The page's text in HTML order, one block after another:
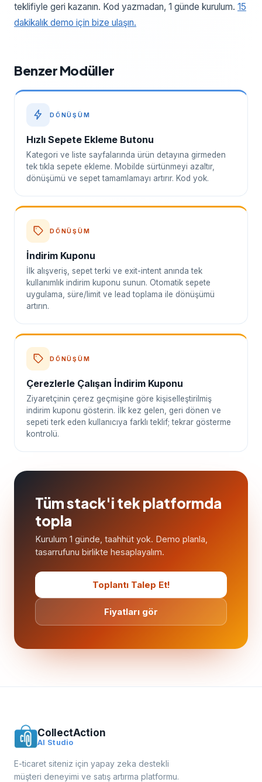
teklifiyle geri kazanın. Kod yazmadan, 1 günde kurulum. 15
dakikalık demo için bize ulaşın.
Benzer Modüller
DÖNÜŞÜM
Hızlı Sepete Ekleme Butonu
Kategori ve liste sayfalarında ürün detayına girmeden
tek tıkla sepete ekleme. Mobilde sürtünmeyi azaltır,
dönüşümü ve sepet tamamlamayı artırır. Kod yok.
DÖNÜŞÜM
İndirim Kuponu
İlk alışveriş, sepet terki ve exit-intent anında tek
kullanımlık indirim kuponu sunun. Otomatik sepete
uygulama, süre/limit ve lead toplama ile dönüşümü
artırın.
DÖNÜŞÜM
Çerezlerle Çalışan İndirim Kuponu
Ziyaretçinin çerez geçmişine göre kişiselleştirilmiş
indirim kuponu gösterin. İlk kez gelen, geri dönen ve
sepeti terk eden kullanıcıya farklı teklif; tekrar gösterme
kontrolü.
Tüm stack'i tek platformda
topla
Kurulum 1 günde, taahhüt yok. Demo planla,
tasarrufunu birlikte hesaplayalım.
Toplantı Talep Et!
Fiyatları gör
CollectAction
AI Studio
E-ticaret siteniz için yapay zeka destekli
müşteri deneyimi ve satış artırma platformu.